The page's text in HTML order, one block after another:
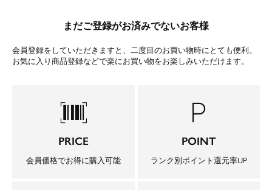
まだご登録がお済みでないお客様
会員登録をしていただきますと、二度目のお買い物時にとても便利。
お気に入り商品登録などで楽にお買い物をお楽しみいただけます。
barcode_scanner
PRICE
会員価格でお得に購入可能
local_parking
POINT
ランク別ポイント還元率UP